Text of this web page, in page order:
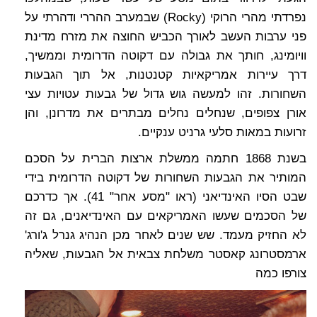
נפרדתי מהרי הרוקי (Rocky) שבמערב ההררי ודהרתי על
פני ערבות העשב לאורך הכביש החוצה את מזרח מדינת
וויומינג, חותך את גבולה עם דקוטה הדרומית וממשיך,
דרך עיירות אמריקאיות קטנטנות, אל תוך הגבעות
השחורות. זהו למעשה גוש גדול של גבעות עטויות עצי
אורן צפופים, שנחלים נחלים מבתרים את מדרונן, והן
זרועות במאות סלעי גרניט ענקיים.
בשנת 1868 חתמה ממשלת ארצות הברית על הסכם
המותיר את הגבעות השחורות של דקוטה הדרומית בידי
שבט הסיו האינדיאני (ראו "מסע אחר" 41). אך כדרכם
של הסכמים שעשו האמריקאים עם האינדיאנים, גם זה
לא החזיק מעמד. שש שנים לאחר מכן הנהיג גנרל ג'ורג'
ארמסטרונג קאסטר משלחת צבאית אל הגבעות, שאליה
צורפו כמה